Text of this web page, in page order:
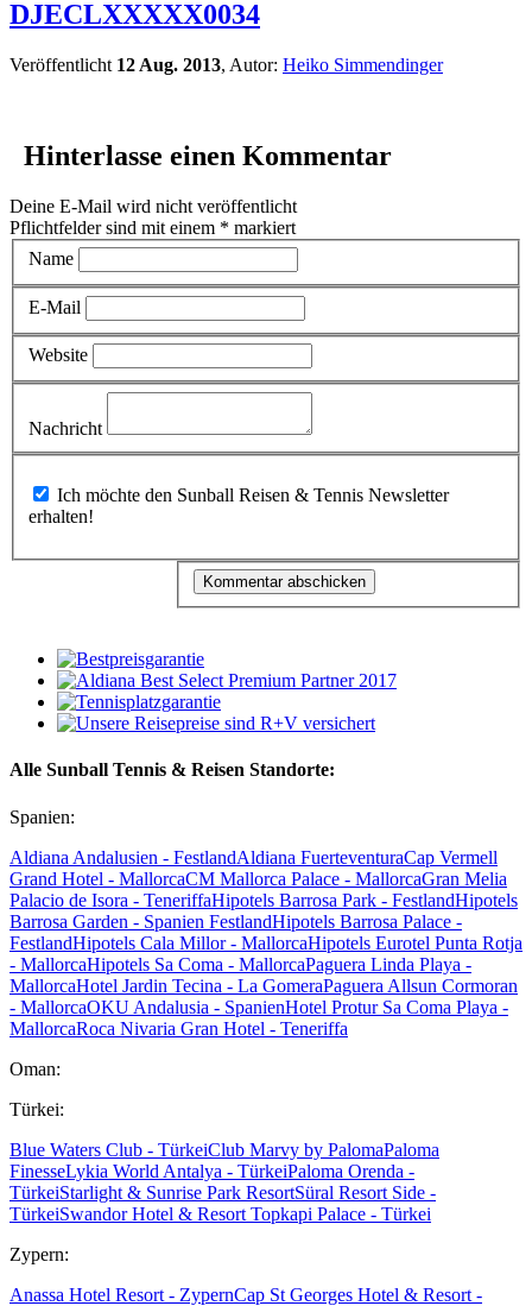
DJECLXXXXX0034
Veröffentlicht 12 Aug. 2013, Autor: Heiko Simmendinger
Hinterlasse einen Kommentar
Deine E-Mail wird nicht veröffentlicht
Pflichtfelder sind mit einem * markiert
Name
E-Mail
Website
Nachricht
erhalten!
Alle Sunball Tennis & Reisen Standorte:
Spanien:
Aldiana Andalusien - FestlandAldiana FuerteventuraCap Vermell
Grand Hotel - MallorcaCM Mallorca Palace - MallorcaGran Melia
Palacio de Isora - TeneriffaHipotels Barrosa Park - FestlandHipotels
Barrosa Garden - Spanien FestlandHipotels Barrosa Palace -
FestlandHipotels Cala Millor - MallorcaHipotels Eurotel Punta Rotja
- MallorcaHipotels Sa Coma - MallorcaPaguera Linda Playa -
MallorcaHotel Jardin Tecina - La GomeraPaguera Allsun Cormoran
- MallorcaOKU Andalusia - SpanienHotel Protur Sa Coma Playa -
MallorcaRoca Nivaria Gran Hotel - Teneriffa
Oman:
Türkei:
Blue Waters Club - TürkeiClub Marvy by PalomaPaloma
FinesseLykia World Antalya - TürkeiPaloma Orenda -
TürkeiStarlight & Sunrise Park ResortSüral Resort Side -
TürkeiSwandor Hotel & Resort Topkapi Palace - Türkei
Zypern:
Anassa Hotel Resort - ZypernCap St Georges Hotel & Resort -